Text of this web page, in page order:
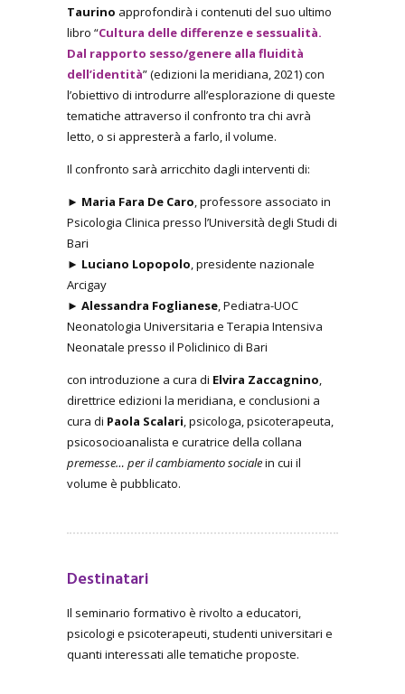
Taurino approfondirà i contenuti del suo ultimo
libro “Cultura delle differenze e sessualità.
Dal rapporto sesso/genere alla fluidità
dell’identità” (edizioni la meridiana, 2021) con
l’obiettivo di introdurre all’esplorazione di queste
tematiche attraverso il confronto tra chi avrà
letto, o si appresterà a farlo, il volume.
Il confronto sarà arricchito dagli interventi di:
► Maria Fara De Caro , professore associato in
Psicologia Clinica presso l’Università degli Studi di
Bari
► Luciano Lopopolo , presidente nazionale
Arcigay
► Alessandra Foglianese , Pediatra-UOC
Neonatologia Universitaria e Terapia Intensiva
Neonatale presso il Policlinico di Bari
con introduzione a cura di Elvira Zaccagnino
direttrice edizioni la meridiana, e conclusioni a
cura di Paola Scalari , psicologa, psicoterapeuta,
psicosocioanalista e curatrice della collana
premesse… per il cambiamento socialein cui il
volume è pubblicato.
Destinatari
Il seminario formativo è rivolto a educatori,
psicologi e psicoterapeuti, studenti universitari e
quanti interessati alle tematiche proposte.